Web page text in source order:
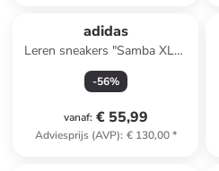
adidas
Leren sneakers "Samba XLG"
beige/wit
-56%
vanaf: € 55,99
Adviesprijs (AVP): € 130,00*